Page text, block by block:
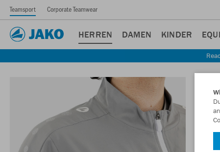
Teamsport Corporate Teamwear
HERREN DAMEN KINDER